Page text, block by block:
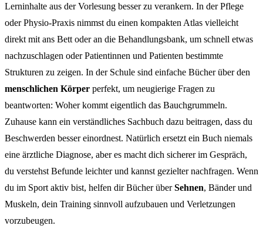
Lerninhalte aus der Vorlesung besser zu verankern. In der Pflege
oder Physio-Praxis nimmst du einen kompakten Atlas vielleicht
direkt mit ans Bett oder an die Behandlungsbank, um schnell etwas
nachzuschlagen oder Patientinnen und Patienten bestimmte
Strukturen zu zeigen. In der Schule sind einfache Bücher über den
menschlichen Körper perfekt, um neugierige Fragen zu
beantworten: Woher kommt eigentlich das Bauchgrummeln.
Zuhause kann ein verständliches Sachbuch dazu beitragen, dass du
Beschwerden besser einordnest. Natürlich ersetzt ein Buch niemals
eine ärztliche Diagnose, aber es macht dich sicherer im Gespräch,
du verstehst Befunde leichter und kannst gezielter nachfragen. Wenn
du im Sport aktiv bist, helfen dir Bücher überSehnen, Bänder und
Muskeln, dein Training sinnvoll aufzubauen und Verletzungen
vorzubeugen.